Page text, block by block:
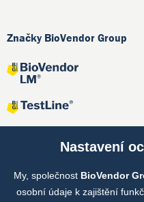
Značky BioVendor Group
Společné projekty
Nastavení
My, společnost BioVendor
osobní údaje k zajištění